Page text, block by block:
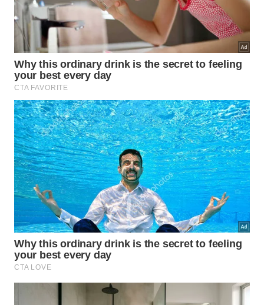
você pode ajudar a restaurar a vitalidade e a
luminosidade da sua pele madura
. Contudo, antes
disso, é importante consultar um dermatologista
para encontrar os produtos adequados para a sua
pele.